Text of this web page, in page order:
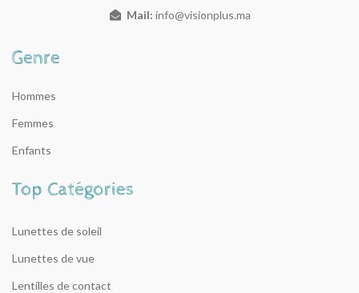
Mail: info@visionplus.ma
Hommes
Femmes
Enfants
Lunettes de soleil
Lunettes de vue
Lentilles de contact